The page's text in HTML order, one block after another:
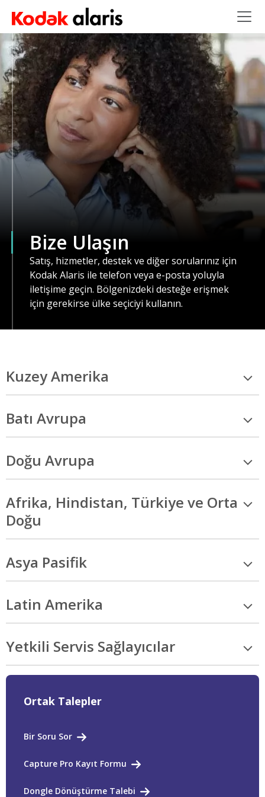
Bize Ulaşın
Satış, hizmetler, destek ve diğer sorularınız için
Kodak Alaris ile telefon veya e-posta yoluyla
iletişime geçin. Bölgenizdeki desteğe erişmek
için gerekirse ülke seçiciyi kullanın.
Kuzey Amerika
Batı Avrupa
Doğu Avrupa
Afrika, Hindistan, Türkiye ve Orta
Doğu
Asya Pasifik
Latin Amerika
Yetkili Servis Sağlayıcılar
Ortak Talepler
Bir Soru Sor
Capture Pro Kayıt Formu
Dongle Dönüştürme Talebi